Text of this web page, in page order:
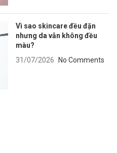
Vì sao skincare đều đặn
nhưng da vẫn không đều
màu?
31/07/2026
No Comments